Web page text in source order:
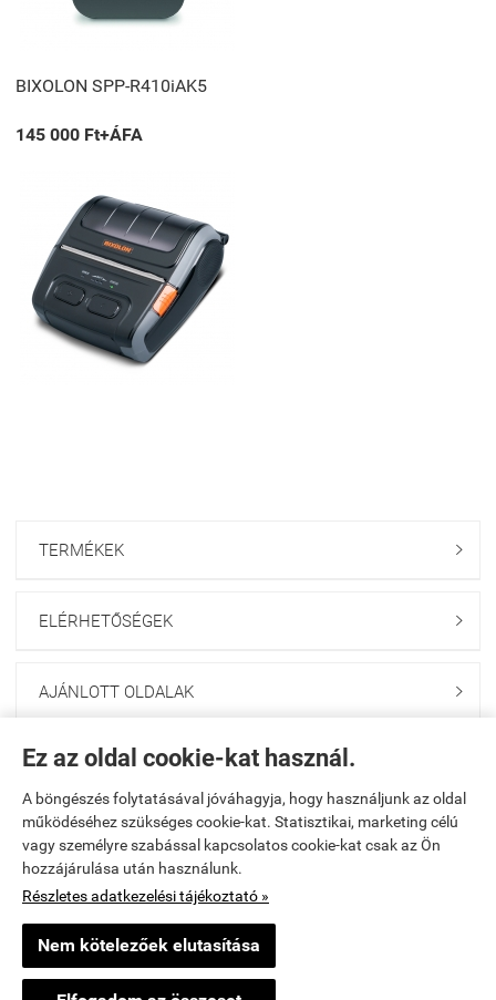
Ez az oldal cookie-kat használ.
A böngészés folytatásával jóváhagyja, hogy használjunk az oldal
működéséhez szükséges cookie-kat. Statisztikai, marketing célú
vagy személyre szabással kapcsolatos cookie-kat csak az Ön
hozzájárulása után használunk.
Részletes adatkezelési tájékoztató »
Nem kötelezőek elutasítása
BIXOLON SPP-R410iAK5
145 000 Ft+ÁFA
TERMÉKEK 
ELÉRHETŐSÉGEK 
AJÁNLOTT OLDALAK 
UTOLJÁRA MEGTEKINTETT
KERESŐ
Kezdőlap|Elérhetőségek